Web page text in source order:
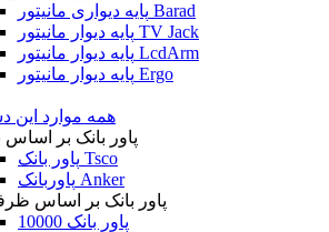
پایه دیواری مانیتور Barad
پایه دیوار مانیتور TV Jack
پایه دیوار مانیتور LcdArm
پایه دیوار مانیتور Ergo
همه موارد این
پاور بانک بر اساس
پاور بانک Tsco
پاوربانک Anker
پاور بانک بر اساس
پاور بانک 10000